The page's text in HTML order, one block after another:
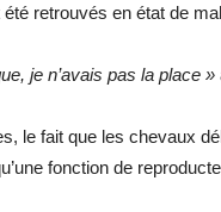
retrouvés en état de
je n’avais pas la place »
le fait que les chevaux
fonction de